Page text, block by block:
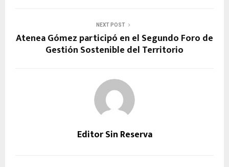
NEXT POST
Atenea Gómez participó en el Segundo Foro de
Gestión Sostenible del Territorio
Editor Sin Reserva